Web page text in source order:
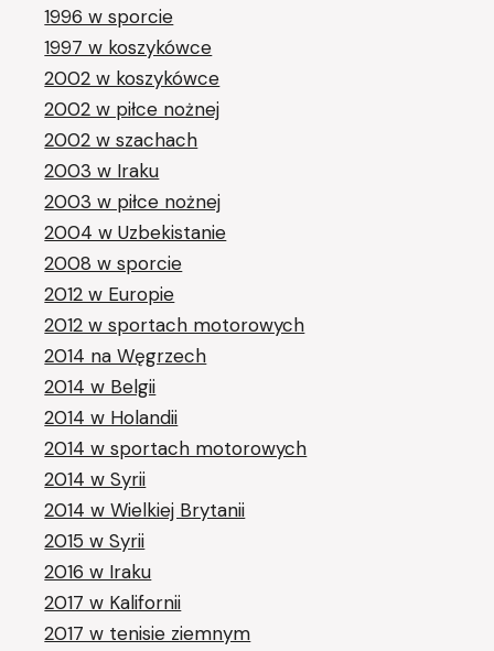
1996 w sporcie
1997 w koszykówce
2002 w koszykówce
2002 w piłce nożnej
2002 w szachach
2003 w Iraku
2003 w piłce nożnej
2004 w Uzbekistanie
2008 w sporcie
2012 w Europie
2012 w sportach motorowych
2014 na Węgrzech
2014 w Belgii
2014 w Holandii
2014 w sportach motorowych
2014 w Syrii
2014 w Wielkiej Brytanii
2015 w Syrii
2016 w Iraku
2017 w Kalifornii
2017 w tenisie ziemnym